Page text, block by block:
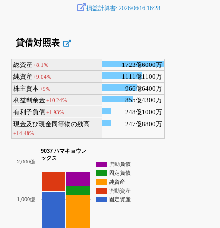
損益計算書: 2026/06/16 16:28
貸借対照表
総資産+8.1%
1723億6000万
純資産+9.04%
1111億1100万
株主資本+9%
966億6400万
利益剰余金+10.24%
855億4300万
有利子負債+1.93%
248億1000万
現金及び現金同等物の残高
+14.48%
247億8800万
9037 ハマキョウレ
ックス
流動負債
固定負債
純資産
流動資産
固定資産
1,000億
2,000億